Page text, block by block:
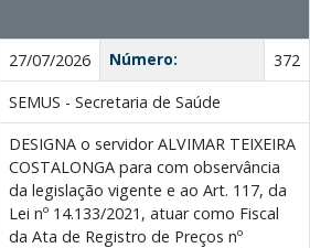
27/07/2026 Número:
372
SEMUS - Secretaria de Saúde
DESIGNA o servidor ALVIMAR TEIXEIRA
COSTALONGA para com observância
da legislação vigente e ao Art. 117, da
Lei nº 14.133/2021, atuar como Fiscal
da Ata de Registro de Preços nº